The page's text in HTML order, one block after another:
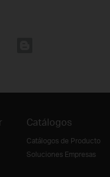
Catálogos
Catálogos de Producto
Soluciones Empresas